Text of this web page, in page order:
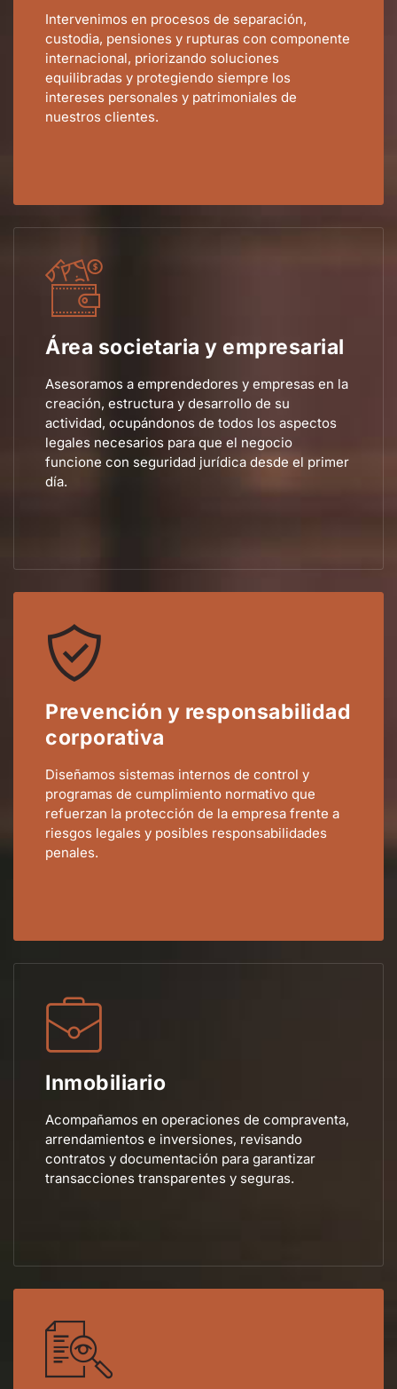
Intervenimos en procesos de separación,
custodia, pensiones y rupturas con componente
internacional, priorizando soluciones
equilibradas y protegiendo siempre los
intereses personales y patrimoniales de
nuestros clientes.
Área societaria y empresarial
Asesoramos a emprendedores y empresas en la
creación, estructura y desarrollo de su
actividad, ocupándonos de todos los aspectos
legales necesarios para que el negocio
funcione con seguridad jurídica desde el primer
día.
Prevención y responsabilidad
corporativa
Diseñamos sistemas internos de control y
programas de cumplimiento normativo que
refuerzan la protección de la empresa frente a
riesgos legales y posibles responsabilidades
penales.
Inmobiliario
Acompañamos en operaciones de compraventa,
arrendamientos e inversiones, revisando
contratos y documentación para garantizar
transacciones transparentes y seguras.